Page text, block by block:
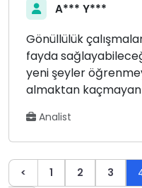
A*** Y***
Gönüllülük
fayda
yeni şeyler
almaktan kaçmayan
Analist
< 1 2 3